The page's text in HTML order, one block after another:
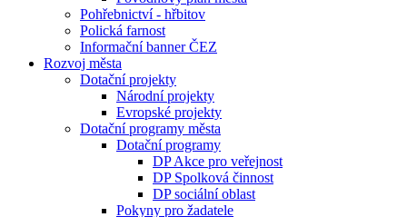
Pohřebnictví - hřbitov
Polická farnost
Informační banner ČEZ
Rozvoj města
Dotační projekty
Národní projekty
Evropské projekty
Dotační programy města
Dotační programy
DP Akce pro veřejnost
DP Spolková činnost
DP sociální oblast
Pokyny pro žadatele